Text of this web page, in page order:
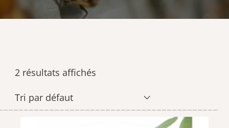
2 résultats affichés
Tri par défaut